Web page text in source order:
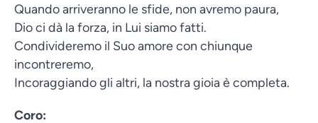
Quando arriveranno le sfide, non avremo paura,
Dio ci dà la forza, in Lui siamo fatti.
Condivideremo il Suo amore con chiunque
incontreremo,
Incoraggiando gli altri, la nostra gioia è completa.
Coro: